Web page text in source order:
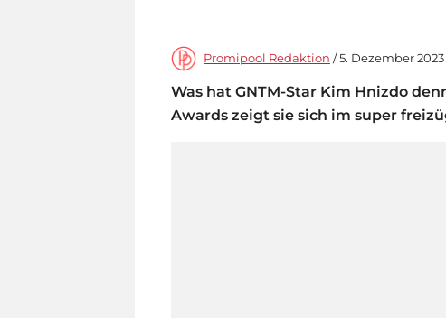
Promipool Redaktion / 5. Dezember 2023
Was hat GNTM-Star Kim Hnizdo
Awards zeigt sie sich im super